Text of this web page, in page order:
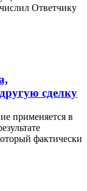
Ответчику
сделку
применяется в
фактически